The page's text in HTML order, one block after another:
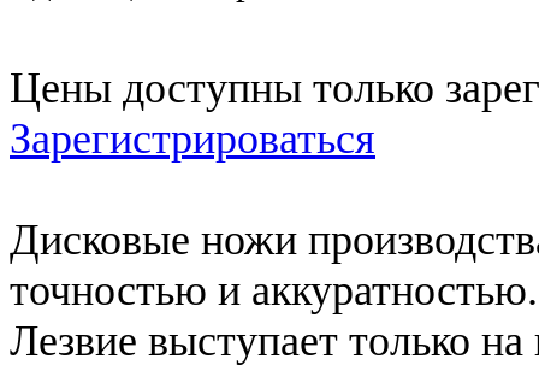
Цены доступны только
Зарегистрироваться
Дисковые ножи
точностью и аккуратностью.
Лезвие выступает только